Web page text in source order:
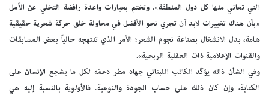
التي تعاني منها كل دول المنطقة». وتختم بعبارات واعدة رافضة التخلي عن الأمل
«بأن هناك تغييرات لابد أن تجري نحو الأفضل في محاولة خلق حركة شعرية حقيقية
هامة، بدل الانشغال بصناعة نجوم الشعر؛ الأمر الذي تنتهجه حالياً بعض المسابقات
والقنوات الإعلامية ذات العقلية الربحية».
وفي الشأن ذاته يؤكّد الكاتب اللبناني جهاد مطر دعمَه لكل ما يشجع الإنسان على
الكتابة، وإن كان ذلك على حساب الجودة والنوعية. فالأولوية بالنسبة إليه هي